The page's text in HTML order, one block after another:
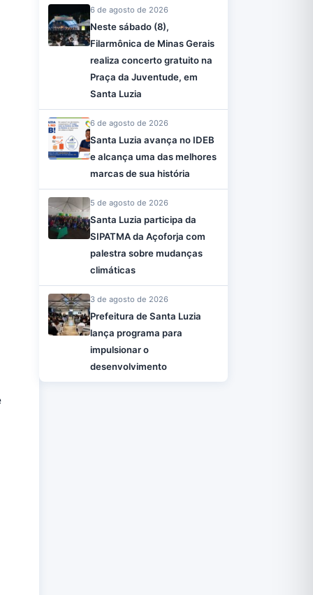
6 de agosto de 2026
Neste sábado (8),
Filarmônica de Minas Gerais
realiza concerto gratuito na
Praça da Juventude, em
Santa Luzia
6 de agosto de 2026
Santa Luzia avança no IDEB
e alcança uma das melhores
marcas de sua história
5 de agosto de 2026
Santa Luzia participa da
SIPATMA da Açoforja com
palestra sobre mudanças
climáticas
3 de agosto de 2026
Prefeitura de Santa Luzia
lança programa para
impulsionar o
desenvolvimento